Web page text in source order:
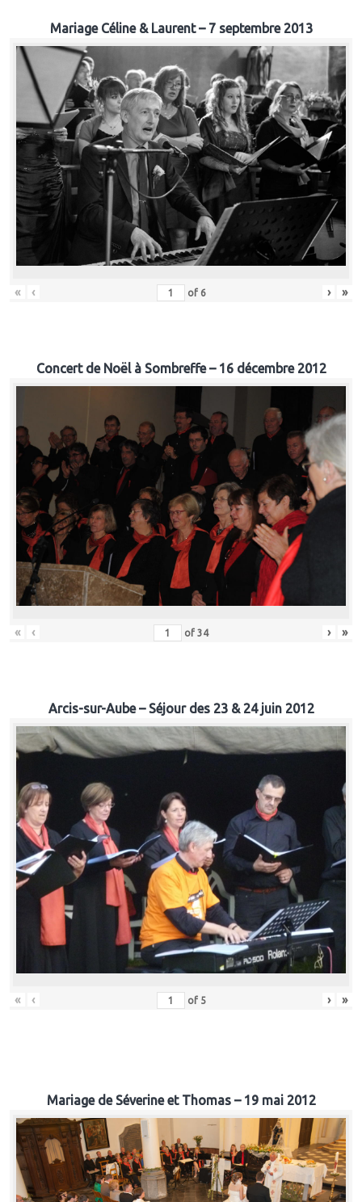
Mariage Céline & Laurent – 7 septembre 2013
« ‹ of 6 › »
Concert de Noël à Sombreffe – 16 décembre 2012
« ‹ of 34 › »
Arcis-sur-Aube – Séjour des 23 & 24 juin 2012
« ‹ of 5 › »
Mariage de Séverine et Thomas – 19 mai 2012